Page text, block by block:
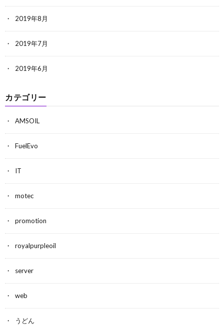
2019年8月
2019年7月
2019年6月
カテゴリー
AMSOIL
FuelEvo
IT
motec
promotion
royalpurpleoil
server
web
うどん